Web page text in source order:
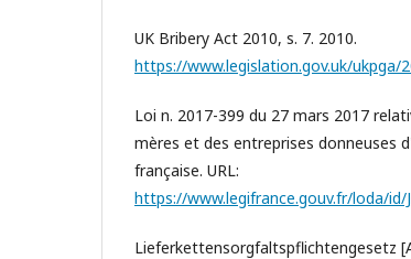
UK Bribery Act 2010, s. 7. 2010.
https://www.legislation.gov.uk/ukpga/
Loi n. 2017-399 du 27 mars 2017
mères et des entreprises donneuses
française. URL:
https://www.legifrance.gouv.fr/loda/id/
Lieferkettensorgfaltspflichtengesetz